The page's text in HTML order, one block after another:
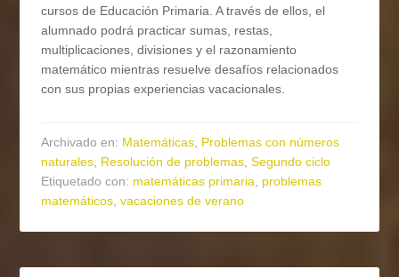
cursos de Educación Primaria. A través de ellos, el
alumnado podrá practicar sumas, restas,
multiplicaciones, divisiones y el razonamiento
matemático mientras resuelve desafíos relacionados
con sus propias experiencias vacacionales.
Archivado en: Matemáticas, Problemas con números
naturales, Resolución de problemas,Segundo ciclo
Etiquetado con: matemáticas primaria, problemas
matemáticos,vacaciones de verano